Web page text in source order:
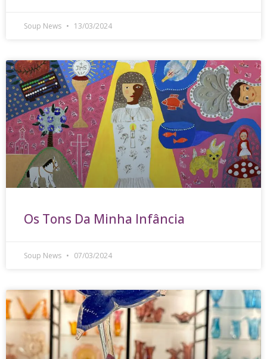
Soup News 13/03/2024
Os Tons Da Minha Infância
Soup News 07/03/2024